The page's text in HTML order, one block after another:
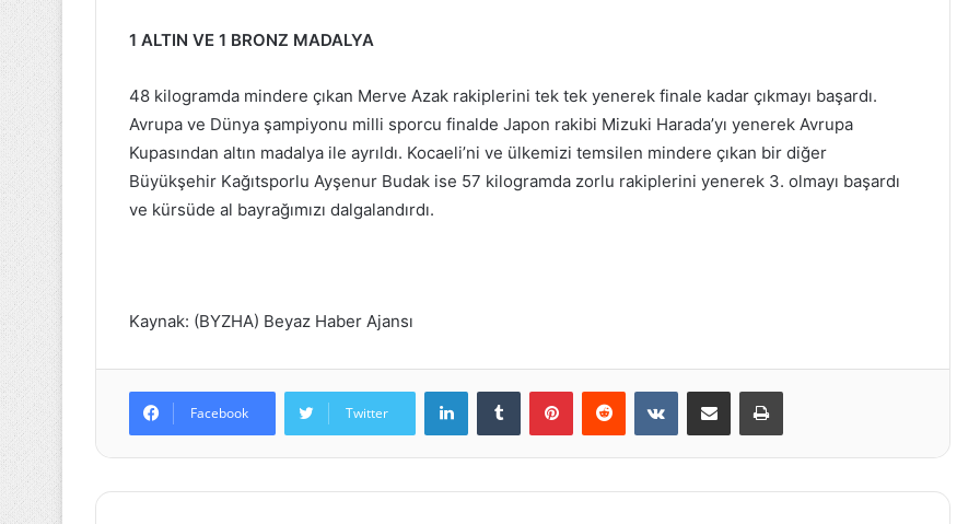
1 ALTIN VE 1 BRONZ MADALYA
48 kilogramda mindere çıkan Merve Azak rakiplerini tek tek yenerek finale kadar çıkmayı başardı.
Avrupa ve Dünya şampiyonu milli sporcu finalde Japon rakibi Mizuki Harada’yı yenerek Avrupa
Kupasından altın madalya ile ayrıldı. Kocaeli’ni ve ülkemizi temsilen mindere çıkan bir diğer
Büyükşehir Kağıtsporlu Ayşenur Budak ise 57 kilogramda zorlu rakiplerini yenerek 3. olmayı başardı
ve kürsüde al bayrağımızı dalgalandırdı.
Kaynak: (BYZHA) Beyaz Haber Ajansı
Facebook Twitter
LinkedInTumblr PinterestReddit VKontakteE-Posta ile paylaş Yazdır